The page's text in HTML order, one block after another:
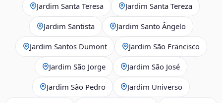
Jardim Santa Teresa Jardim Santa Tereza
Jardim Santista Jardim Santo Ângelo
Jardim Santos Dumont Jardim São Francisco
Jardim São Jorge Jardim São José
Jardim São Pedro Jardim Universo